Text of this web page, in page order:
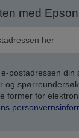
med Epson
postadressen
og
former for